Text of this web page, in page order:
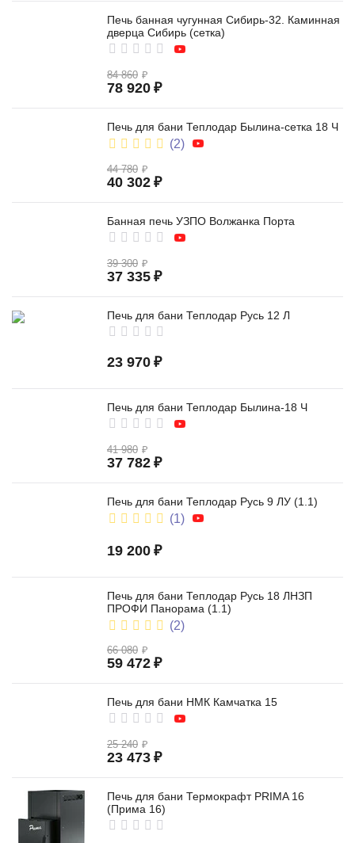
Печь банная чугунная Сибирь-32. Каминная
дверца Сибирь (сетка)
84 860 ₽
78 920 ₽
Печь для бани Теплодар Былина-сетка 18 Ч
(2)
44 780 ₽
40 302 ₽
Банная печь УЗПО Волжанка Порта
39 300 ₽
37 335 ₽
Печь для бани Теплодар Русь 12 Л
23 970 ₽
Печь для бани Теплодар Былина-18 Ч
41 980 ₽
37 782 ₽
Печь для бани Теплодар Русь 9 ЛУ (1.1)
(1)
19 200 ₽
Печь для бани Теплодар Русь 18 ЛНЗП
ПРОФИ Панорама (1.1)
(2)
66 080 ₽
59 472 ₽
Печь для бани НМК Камчатка 15
25 240 ₽
23 473 ₽
Печь для бани Термокрафт PRIMA 16
(Прима 16)